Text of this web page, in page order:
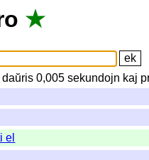
★
daŭris 0,005sekundojn kaj
el